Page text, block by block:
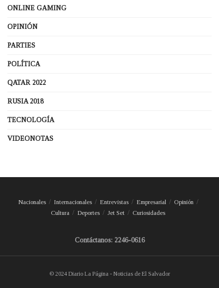
ONLINE GAMING
OPINIÓN
PARTIES
POLÍTICA
QATAR 2022
RUSIA 2018
TECNOLOGÍA
VIDEONOTAS
Nacionales Internacionales Entrevistas Empresarial
Opinión
Cultura
Deportes Jet Set Curiosidades
Contáctanos: 2246-0616
© 2024 Diario La Página - Noticias de El Salvador